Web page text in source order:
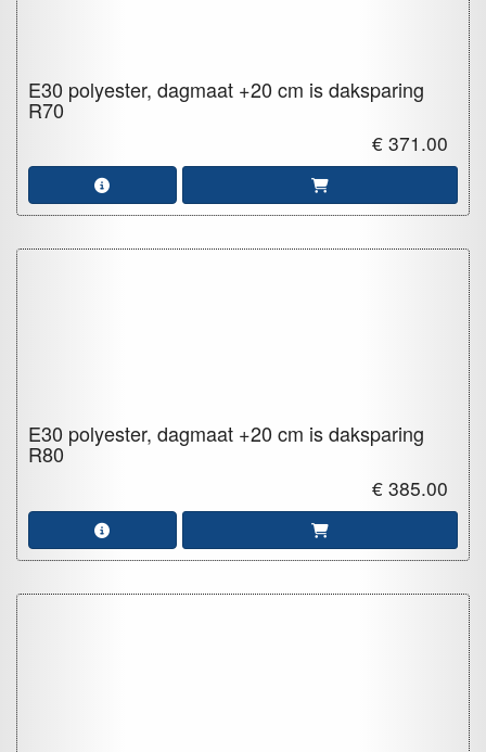
E30 polyester, dagmaat +20 cm is daksparing
R70
€ 371.00
E30 polyester, dagmaat +20 cm is daksparing
R80
€ 385.00